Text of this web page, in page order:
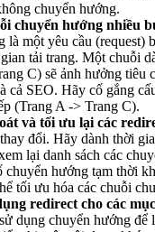
chuyển hướng.
chuyển hướng nhiều
là một yêu cầu (request)
tải trang. Một chuỗi
C) sẽ ảnh hưởng tiêu
cả SEO. Hãy cố gắng
(Trang A -> Trang C).
và tối ưu lại các
đổi. Hãy dành thời
lại danh sách các
chuyển hướng tạm thời
tối ưu hóa các chuỗi
redirect cho các
dụng chuyển hướng để